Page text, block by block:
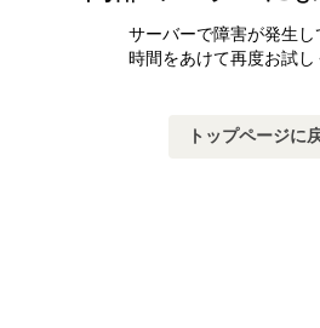
サーバーで障害が発生し
時間をあけて再度お試し
トップページに